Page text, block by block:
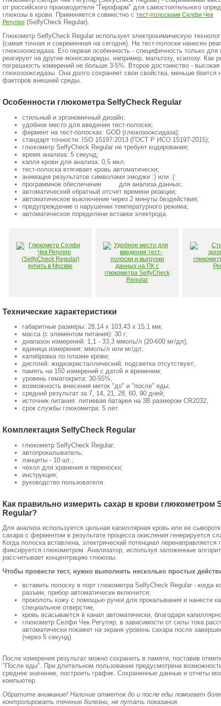
от российского производителя "Герофарм" для самостоятельного
глюкозы в крови. Применяется совместно с тест-полосками Селфи Чек
Регуляр (SelfyCheck Regular).
Глюкометр SelfyCheck Regular использует электрохимическую
(самая точная и современная на сегодня). На тест-полоски нанесен
глюкозооксидаза. Его первая особенность - специфичность только
реагирует на другие моносахариды, например, мальтозу, ксилозу. Как
погрешность измерений не больше 3-5%. Второе достоинство - высокая
глюкозооксидазы. Она долго сохраняет свои свойства, меньше боится
факторов внешней среды.
Особенности глюкометра SelfyCheck Regular
стильный и эргономичный дизайн;
удобное место для введения тест-полоски;
фермент на тест-полосках: GOD (глюкозооксидаза);
стандарт точности: ISO 15197:2013 (ГОСТ Р ИСО 15197-2015);
глюкометр SelfyCheck Regular не требует кодирования;
время анализа: 5 секунд;
капля крови для анализа: 0,5 мкл;
тест-полоска втягивает кровь автоматически;
анимация результатов символами эмоджи :) или :(
программное обеспечение
для анализа данных;
автоматический обратный отсчет времени реакции;
автоматическое выключение через 2 минуты бездействия;
предупреждение о нарушении температурного режима;
автоматическое поределени вставки электрода.
Технические характеристики
габаритные размеры: 28,14 х 103,43 х 15,1 мм;
масса (с элементом питания): 30 г;
диапазон измерений: 1,1 - 33,3 ммоль/л (20-600 мг/дл);
единица измерения: ммоль/л или мг/дл;
калибровка по плазме крови;
дисплей: жидкокристаллический, подсветка отсутствует;
память на 150 измерений с датой и временем;
уровень гематокрита: 30-55%;
возможность внесения меток "до" и "после" еды;
средний результат за 7, 14, 21, 28, 60, 90 дней;
источник питания: литиевая батарея на 3В размером CR2032;
срок службы глюкометра: 5 лет.
Комплектация SelfyCheck Regular
глюкометр SelfyCheck Regular;
автопрокалыватель;
ланцеты - 10 шт.;
чехол для хранения и переноски;
инструкция;
руководство пользователя.
Как правильно измерить сахар в крови глюкометром
Regular?
Для анализа используется цельная капиллярная кровь или ее
сахара с ферментом в результате процесса окисления генерируется
Когда полоска вставлена, электрический потенциал перенаправляется
фиксируется глюкометром. Анализатор, используя заложенные
рассчитывает концентрацию глюкозы.
Чтобы провести тест, нужно выполнить несколько простых
вставить полоску в порт глюкометра SelfyCheck Regular - когда
разъем, прибор автоматически включится;
проколоть кожу с помощью ручки для прокалывания и нанести
специальное отверстие,
кровь всасывается в канал автоматически, благодаря
глюкометр Селфи Чек Регуляр, в зависимости от силы тока
автоматически покажет на экране уровень сахара после
(через 5 секунд).
После измерения результат можно сохранить в памяти, поставив
"После еды". При длительном пользовании предусмотрена
среднее значение, построить график. Сохраненные данные и отчеты
компьютер.
Обратите внимание! Наличие отметок до и после еды помогает
контролировать течение болезни, не путать показания.